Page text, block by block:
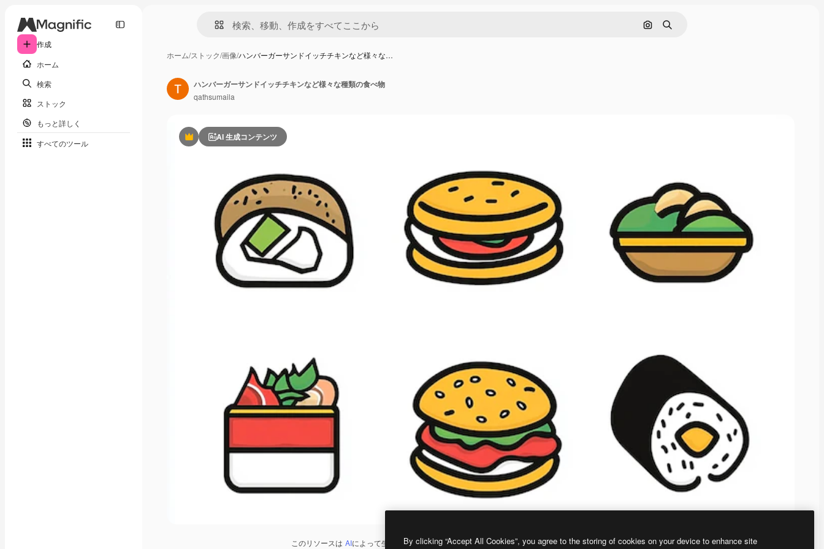
作成
ホーム
検索
ストック
もっと詳しく
すべてのツール
画像で検索
検索
ホーム/ストック/画像/ハンバーガーサンドイッチチキンなど様々な…
PremiumAI 生成コンテンツ
このリソースは AIによって生成されたものです。 AI画像生成ツールを使うと、あなた独自の画像を作成できます。
ハンバーガーサンドイッチチキンなど様々な種類の食べ物
qathsumaila
By clicking “Accept All Cookies”, you agree to the storing of cookies on your device to enhance site